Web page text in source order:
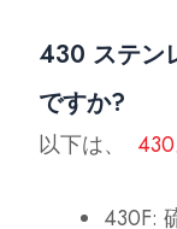
430 ステン
ですか?
以下は、
430F: